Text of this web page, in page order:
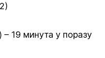
19 минута у поразу